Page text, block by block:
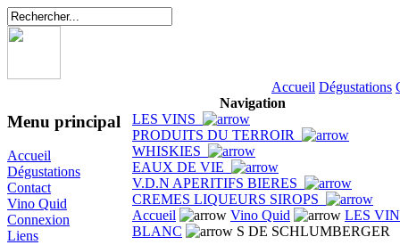
Accueil Dégustations
Menu principal
Accueil
Dégustations
Contact
Vino Quid
Connexion
Liens
Navigation
LES VINS
PRODUITS DU TERROIR
WHISKIES
EAUX DE VIE
V.D.N APERITIFS BIERES
CREMES LIQUEURS SIROPS
Accueil
Vino Quid
LES
BLANC
S DE SCHLUMBERGER